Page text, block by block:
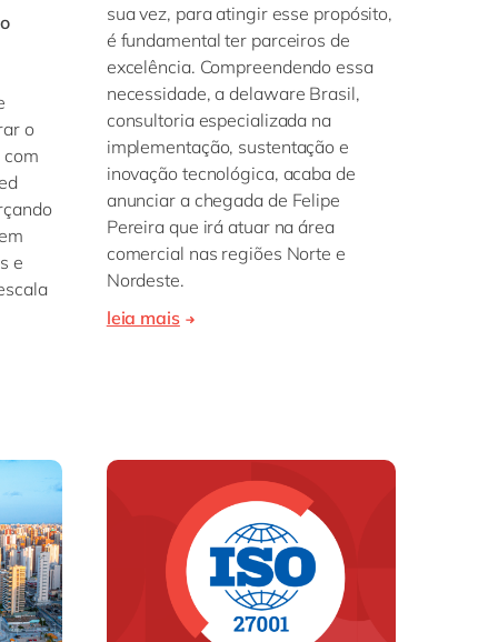
o
com
e
sua vez, para atingir esse propósito,
é fundamental ter parceiros de
excelência. Compreendendo essa
necessidade, a delaware Brasil,
consultoria especializada na
implementação, sustentação e
inovação tecnológica, acaba de
anunciar a chegada de Felipe
Pereira que irá atuar na área
comercial nas regiões Norte e
Nordeste.
leia mais